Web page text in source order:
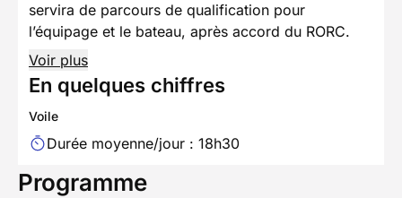
servira de parcours de qualification pour
l’équipage et le bateau, après accord du RORC.
Voir plus
En quelques chiffres
Voile
Durée moyenne/jour : 18h30
Programme